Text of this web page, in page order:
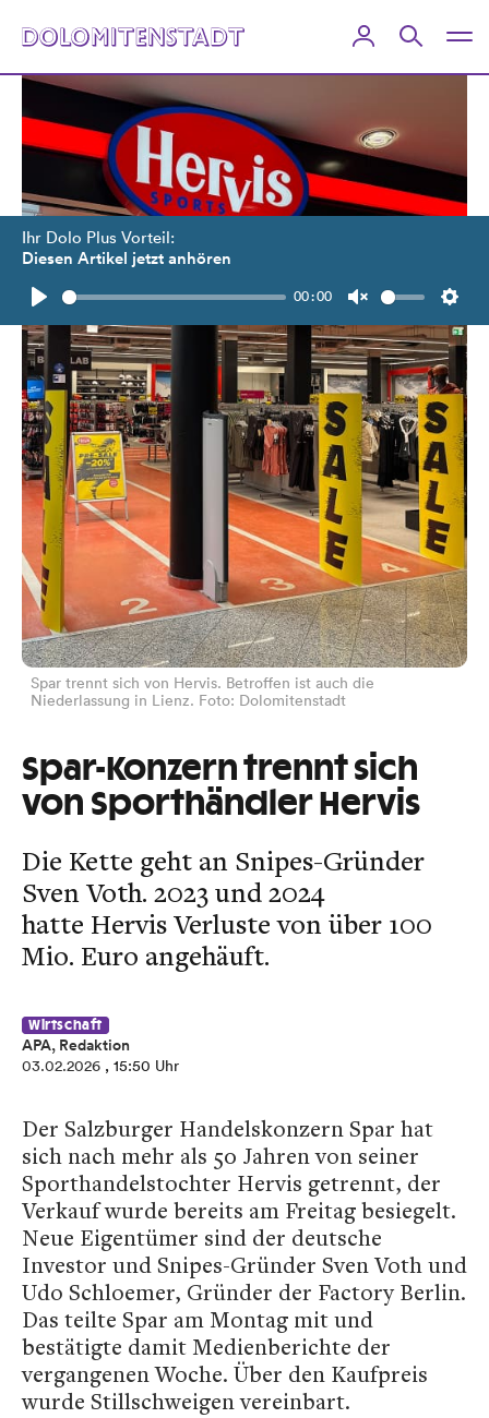
Ihr Dolo Plus Vorteil:
Diesen Artikel jetzt anhören
Play
00:00
Unmute
Spar trennt sich von Hervis. Betroffen ist auch die
Niederlassung in Lienz. Foto: Dolomitenstadt
Spar-Konzern trennt sich
von Sporthändler Hervis
Die Kette geht an Snipes-Gründer
Sven Voth. 2023 und 2024
hatte Hervis Verluste von über 100
Mio. Euro angehäuft.
Wirtschaft
APA, Redaktion
03.02.2026 , 15:50 Uhr
Der Salzburger Handelskonzern Spar hat
sich nach mehr als 50 Jahren von seiner
Sporthandelstochter Hervis getrennt, der
Verkauf wurde bereits am Freitag besiegelt.
Neue Eigentümer sind der deutsche
Investor und Snipes-Gründer Sven Voth und
Udo Schloemer, Gründer der Factory Berlin.
Das teilte Spar am Montag mit und
bestätigte damit Medienberichte der
vergangenen Woche. Über den Kaufpreis
wurde Stillschweigen vereinbart.